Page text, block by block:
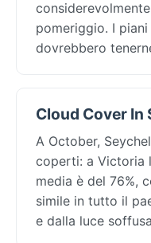
pomeriggio. I
dovrebbero
Cloud Cover In
A October,
coperti: a Victoria
media è del 76%,
simile in tutto il
e dalla luce